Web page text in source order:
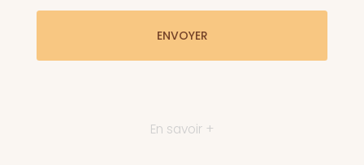
En savoir +